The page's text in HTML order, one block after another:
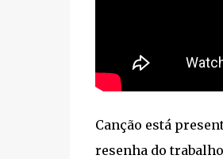
Canção está
resenha do